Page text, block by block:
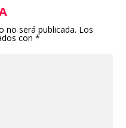
no será publicada. Los
con*